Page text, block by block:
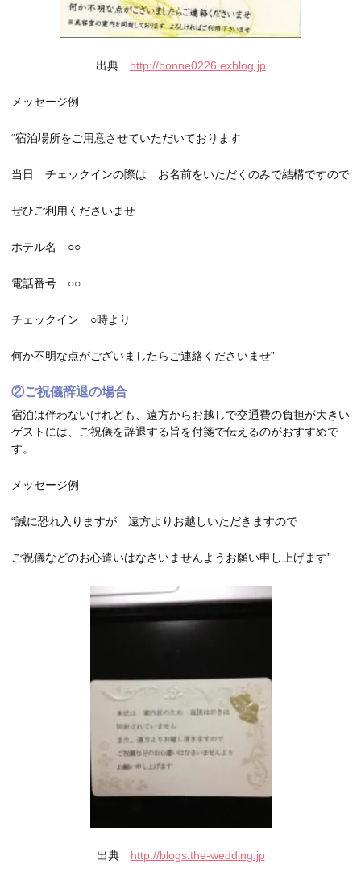
出典 http://bonne0226.exblog.jp
メッセージ例
“宿泊場所をご用意させていただいております
当日 チェックインの際は お名前をいただくのみで結構ですので
ぜひご利用くださいませ
ホテル名 ○○
電話番号 ○○
チェックイン ○時より
何か不明な点がございましたらご連絡くださいませ”
②ご祝儀辞退の場合
宿泊は伴わないけれども、遠方からお越しで交通費の負担が大きい
ゲストには、ご祝儀を辞退する旨を付箋で伝えるのがおすすめで
す。
メッセージ例
“誠に恐れ入りますが 遠方よりお越しいただきますので
ご祝儀などのお心遣いはなさいませんようお願い申し上げます”
出典 http://blogs.the-wedding.jp